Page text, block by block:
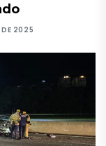
DE 2025